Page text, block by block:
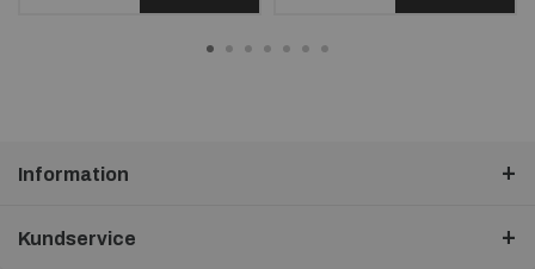
Information
Kundservice